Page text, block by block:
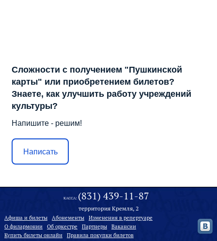
Сложности с получением "Пушкинской
карты" или приобретением билетов?
Знаете, как улучшить работу учреждений
культуры?
Напишите - решим!
Написать
КАССА: (831) 439-11-87
территория Кремля, 2
Афиша и билеты Абонементы
Изменения в репертуаре
О филармонии
Oб оркестре Партнеры
Вакансии
Купить билеты онлайн
Правила покупки билетов